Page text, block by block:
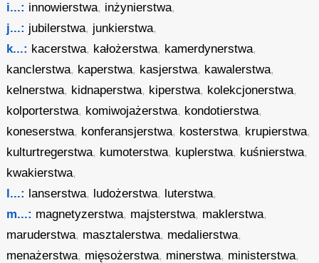
i...: innowierstwa, inżynierstwa,
j...: jubilerstwa, junkierstwa,
k...: kacerstwa, kałożerstwa, kamerdynerstwa,
kanclerstwa, kaperstwa, kasjerstwa, kawalerstwa,
kelnerstwa, kidnaperstwa, kiperstwa, kolekcjonerstwa,
kolporterstwa, komiwojażerstwa, kondotierstwa,
koneserstwa, konferansjerstwa, kosterstwa, krupierstwa,
kulturtregerstwa, kumoterstwa, kuplerstwa, kuśnierstwa,
kwakierstwa,
l...: lanserstwa, ludożerstwa, luterstwa,
m...: magnetyzerstwa, majsterstwa, maklerstwa,
maruderstwa, masztalerstwa, medalierstwa,
menażerstwa, mięsożerstwa, minerstwa, ministerstwa,